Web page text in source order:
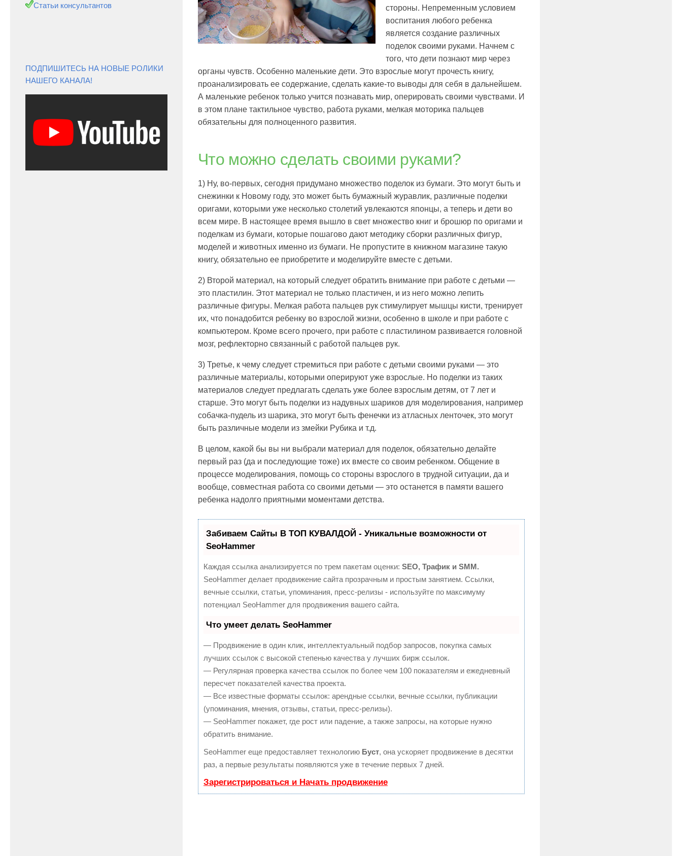
стороны. Непременным условием
воспитания любого ребенка
является создание различных
поделок своими руками. Начнем с
того, что дети познают мир через
органы чувств. Особенно маленькие дети. Это взрослые могут прочесть книгу,
проанализировать ее содержание, сделать какие-то выводы для себя в дальнейшем.
А маленькие ребенок только учится познавать мир, оперировать своими чувствами. И
в этом плане тактильное чувство, работа руками, мелкая моторика пальцев
обязательны для полноценного развития.
Что можно сделать своими руками?
1) Ну, во-первых, сегодня придумано множество поделок из бумаги. Это могут быть и
снежинки к Новому году, это может быть бумажный журавлик, различные поделки
оригами, которыми уже несколько столетий увлекаются японцы, а теперь и дети во
всем мире. В настоящее время вышло в свет множество книг и брошюр по оригами и
поделкам из бумаги, которые пошагово дают методику сборки различных фигур,
моделей и животных именно из бумаги. Не пропустите в книжном магазине такую
книгу, обязательно ее приобретите и моделируйте вместе с детьми.
2) Второй материал, на который следует обратить внимание при работе с детьми —
это пластилин. Этот материал не только пластичен, и из него можно лепить
различные фигуры. Мелкая работа пальцев рук стимулирует мышцы кисти, тренирует
их, что понадобится ребенку во взрослой жизни, особенно в школе и при работе с
компьютером. Кроме всего прочего, при работе с пластилином развивается головной
мозг, рефлекторно связанный с работой пальцев рук.
3) Третье, к чему следует стремиться при работе с детьми своими руками — это
различные материалы, которыми оперируют уже взрослые. Но поделки из таких
материалов следует предлагать сделать уже более взрослым детям, от 7 лет и
старше. Это могут быть поделки из надувных шариков для моделирования, например
собачка-пудель из шарика, это могут быть фенечки из атласных ленточек, это могут
быть различные модели из змейки Рубика и т.д.
В целом, какой бы вы ни выбрали материал для поделок, обязательно делайте
первый раз (да и последующие тоже) их вместе со своим ребенком. Общение в
процессе моделирования, помощь со стороны взрослого в трудной ситуации, да и
вообще, совместная работа со своими детьми — это останется в памяти вашего
ребенка надолго приятными моментами детства.
Забиваем Сайты В ТОП КУВАЛДОЙ - Уникальные возможности от
SeoHammer
Каждая ссылка анализируется по трем пакетам оценки: SEO, Трафик и SMM.
SeoHammer делает продвижение сайта прозрачным и простым занятием. Ссылки,
вечные ссылки, статьи, упоминания, пресс-релизы - используйте по максимуму
потенциал SeoHammer для продвижения вашего сайта.
Что умеет делать SeoHammer
— Продвижение в один клик, интеллектуальный подбор запросов, покупка самых
лучших ссылок с высокой степенью качества у лучших бирж ссылок.
— Регулярная проверка качества ссылок по более чем 100 показателям и ежедневный
пересчет показателей качества проекта.
— Все известные форматы ссылок: арендные ссылки, вечные ссылки, публикации
(упоминания, мнения, отзывы, статьи, пресс-релизы).
— SeoHammer покажет, где рост или падение, а также запросы, на которые нужно
обратить внимание.
SeoHammer еще предоставляет технологию Буст, она ускоряет продвижение в десятки
раз, а первые результаты появляются уже в течение первых 7 дней.
Зарегистрироваться и Начать продвижение
Статьи консультантов
ПОДПИШИТЕСЬ НА НОВЫЕ РОЛИКИ
НАШЕГО КАНАЛА!